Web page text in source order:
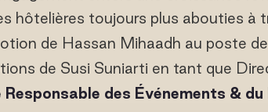
hôtelières toujours plus abouties à
de Hassan Mihaadh au poste
de Susi Suniarti en tant que
des Événements &